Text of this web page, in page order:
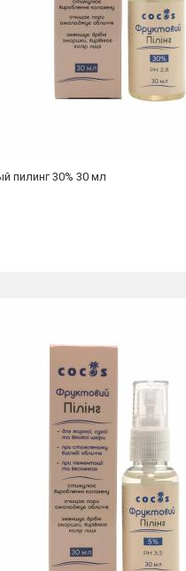
пилинг 30% 30 мл